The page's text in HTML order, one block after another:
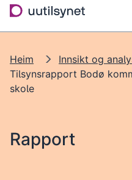
Heim Innsikt og
Tilsynsrapport Bodø
skole
Rapport